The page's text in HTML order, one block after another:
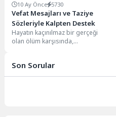
10 Ay Önce 5730
Vefat Mesajları ve Taziye
Sözleriyle Kalpten Destek
Hayatın kaçınılmaz bir gerçeği
olan ölüm karşısında,
olmadıklarını hissettirmek büyük...
Son Sorular